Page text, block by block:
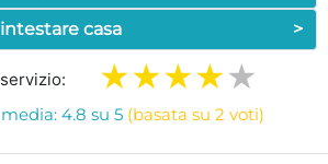
casa
>
4.8 su 5 (basata su 2 voti)